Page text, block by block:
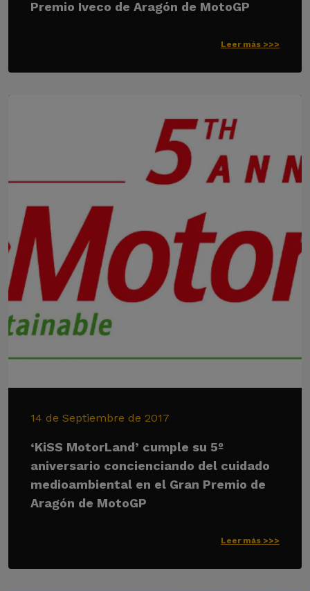
Premio Iveco de Aragón de MotoGP
Leer más >>>
14 de Septiembre de 2017
‘KiSS MotorLand’ cumple su 5º
aniversario concienciando del cuidado
medioambiental en el Gran Premio de
Aragón de MotoGP
Leer más >>>